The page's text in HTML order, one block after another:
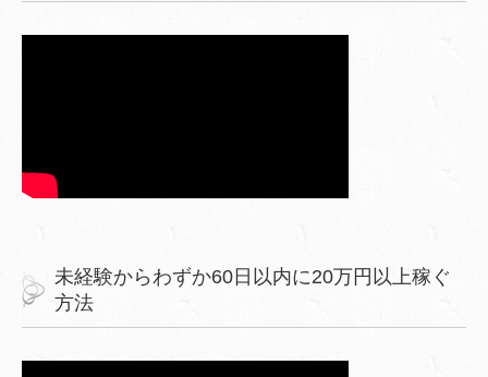
未経験からわずか60日以内に20万円以上稼ぐ
方法